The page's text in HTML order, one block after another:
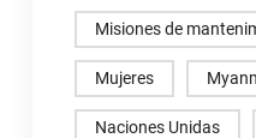
Misiones de
Mujeres
Naciones Unidas